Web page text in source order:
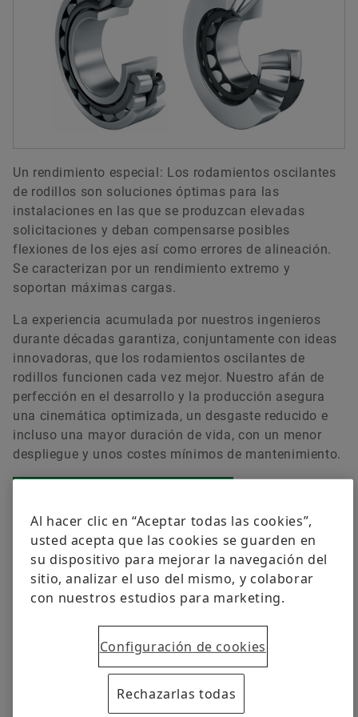
Calidad
Programas de proveedores
Supplier information management
Formación
Cálculo & Asesoramiento
Rolling bearings
Descarga
Forwarding to the web shop
27-11-2023 | INFORMACIÓN TÉCNICA DE PRODUCTO
Sealed Spherical Roller Bearings
Descarga
Forwarding to the web shop
Axial Spherical Roller Bearings
necesita para el mantenimiento y el aseguramiento
de la calidad de nuestros productos, de una sola
fuente.
Sociedades distribuidoras
Pedir ahora
Un rendimiento especial: Los rodamientos oscilantes
de rodillos son soluciones óptimas para las
instalaciones en las que se produzcan elevadas
solicitaciones y deban compensarse posibles
flexiones de los ejes así como errores de alineación.
Se caracterizan por un rendimiento extremo y
soportan máximas cargas.
La experiencia acumulada por nuestros ingenieros
durante décadas garantiza, conjuntamente con ideas
innovadoras, que los rodamientos oscilantes de
rodillos funcionen cada vez mejor. Nuestro afán de
perfección en el desarrollo y la producción asegura
una cinemática optimizada, un desgaste reducido e
incluso una mayor duración de vida, con un menor
despliegue y unos costes mínimos de mantenimiento.
GAMA DE PRODUCTOS RELACIONADOS
Al hacer clic en “Aceptar todas las cookies”,
usted acepta que las cookies se guarden en
su dispositivo para mejorar la navegación del
sitio, analizar el uso del mismo, y colaborar
con nuestros estudios para marketing.
Configuración de cookies
Rechazarlas todas